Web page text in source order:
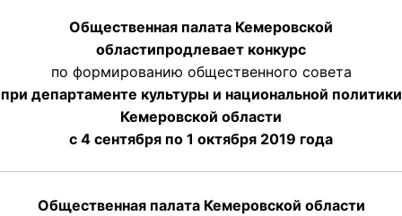
Общественная палата Кемеровской
областипродлевает конкурс
по формированию общественного совета
при департаменте культуры и национальной политики
Кемеровской области
с 4 сентября по 1 октября 2019 года
Общественная палата Кемеровской области